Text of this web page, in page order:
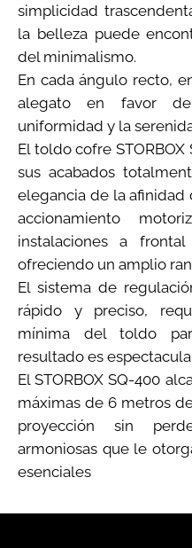
simplicidad
la belleza puede
del minimalismo.
En cada ángulo recto,
alegato en favor
uniformidad y la
El toldo cofre
sus acabados
elegancia de la afinidad
accionamiento
instalaciones a
ofreciendo un amplio
El sistema de
rápido y preciso,
mínima del toldo
resultado es
El STORBOX SQ-400
máximas de 6 metros
proyección sin
armoniosas que le
esenciales